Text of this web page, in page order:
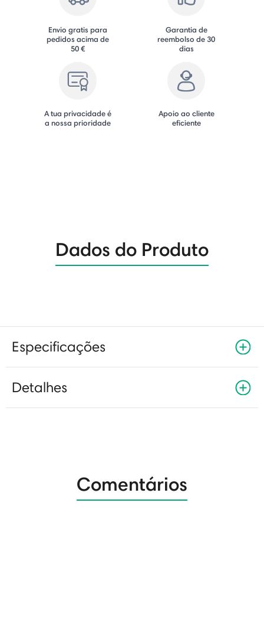
Envio gratis para
pedidos acima de
50 €
Garantia de
reembolso de 30
dias
A tua privacidade é
a nossa prioridade
Apoio ao cliente
eficiente
Dados do Produto
Especificações
Detalhes
Comentários